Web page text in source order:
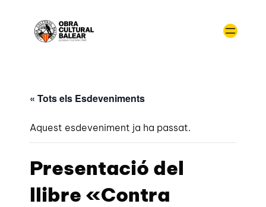
« Tots els Esdeveniments
Aquest esdeveniment ja ha passat.
Presentació del
llibre «Contra